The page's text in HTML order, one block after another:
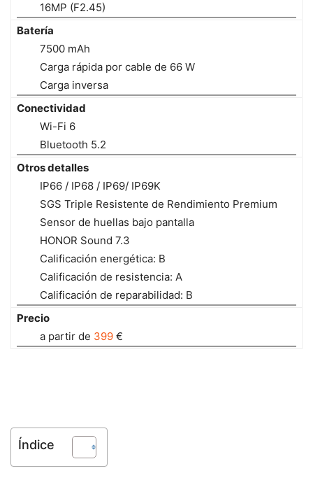
16MP (F2.45)
Batería
7500 mAh
Carga rápida por cable de 66 W
Carga inversa
Conectividad
Wi-Fi 6
Bluetooth 5.2
Otros detalles
IP66 / IP68 / IP69/ IP69K
SGS Triple Resistente de Rendimiento Premium
Sensor de huellas bajo pantalla
HONOR Sound 7.3
Calificación energética: B
Calificación de resistencia: A
Calificación de reparabilidad: B
Precio
a partir de 399€
Índice